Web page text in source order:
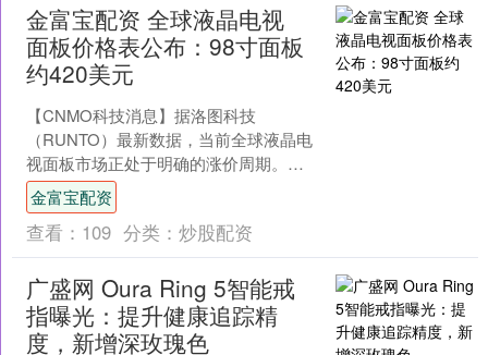
金富宝配资 全球液晶电视
面板价格表公布：98寸面板
约420美元
【CNMO科技消息】据洛图科技
（RUNTO）最新数据，当前全球液晶电
视面板市场正处于明确的涨价周期。数
据显示，2026年3月市场已结算价格中，
中小尺寸面板上涨1....
金富宝配资
查看： 109 分类： 炒股配资
广盛网 Oura Ring 5智能戒
指曝光：提升健康追踪精
度，新增深玫瑰色